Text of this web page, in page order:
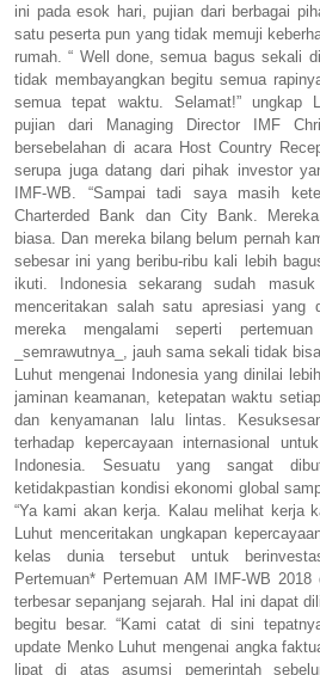
ini pada esok hari, pujian dari berbagai
satu peserta pun yang tidak memuji
rumah. “ Well done, semua bagus sekali
tidak membayangkan begitu semua
semua tepat waktu. Selamat!” ungkap
pujian dari Managing Director IMF
bersebelahan di acara Host Country
serupa juga datang dari pihak investor
IMF-WB. “Sampai tadi saya masih
Charterded Bank dan City Bank.
biasa. Dan mereka bilang belum pernah
sebesar ini yang beribu-ribu kali lebih
ikuti. Indonesia sekarang sudah
menceritakan salah satu apresiasi yang
mereka mengalami seperti
_semrawutnya_, jauh sama sekali tidak
Luhut mengenai Indonesia yang dinilai
jaminan keamanan, ketepatan waktu
dan kenyamanan lalu lintas.
terhadap kepercayaan internasional
Indonesia. Sesuatu yang sangat
ketidakpastian kondisi ekonomi global
“Ya kami akan kerja. Kalau melihat kerja
Luhut menceritakan ungkapan
kelas dunia tersebut untuk
Pertemuan* Pertemuan AM IMF-WB
terbesar sepanjang sejarah. Hal ini dapat
begitu besar. “Kami catat di sini
update Menko Luhut mengenai angka
lipat di atas asumsi pemerintah